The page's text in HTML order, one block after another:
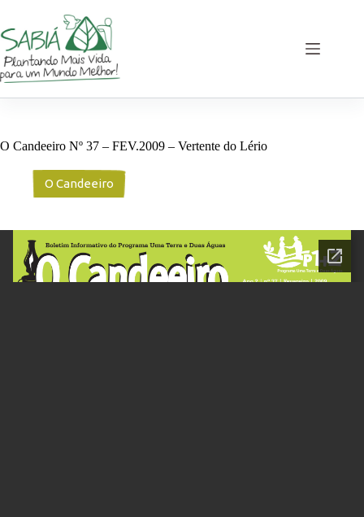
o
conteúdo
O Candeeiro Nº 37 – FEV.2009 – Vertente do Lério
O Candeeiro